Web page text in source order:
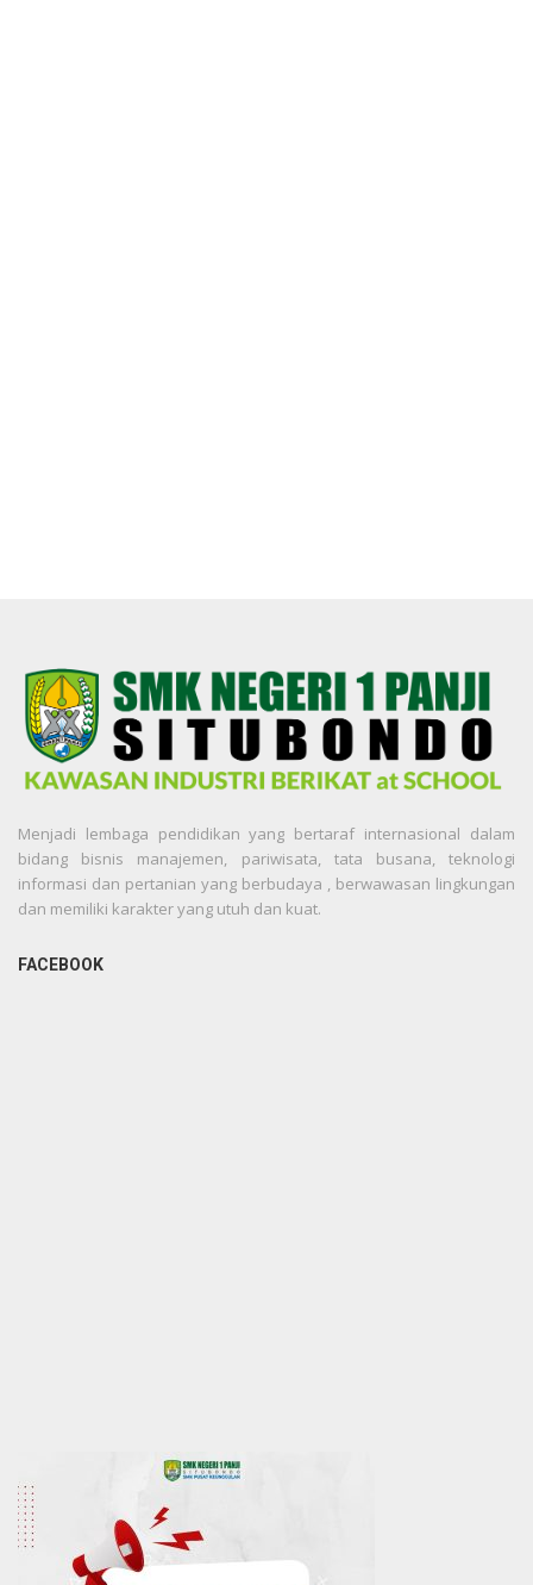
Menjadi lembaga pendidikan yang bertaraf internasional dalam
bidang bisnis manajemen, pariwisata, tata busana, teknologi
informasi dan pertanian yang berbudaya , berwawasan lingkungan
dan memiliki karakter yang utuh dan kuat.
FACEBOOK